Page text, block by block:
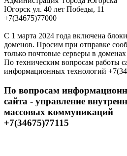
Югорск ул. 40 лет Победы, 11
+7(34675)77000
С 1 марта 2024 года включена
доменов. Просим при отправке
только почтовые серверы в
По техническим вопросам работы
информационных технологий
По вопросам
сайта - управление
массовых коммуникаций
+7(34675)77115